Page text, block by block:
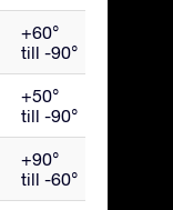
+60°
till -90°
+50°
till -90°
+90°
till -60°